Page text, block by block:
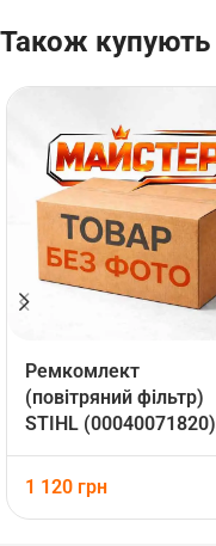
Також купують
Ремкомлект
(повітряний фільтр)
STIHL (00040071820)
1 120 грн